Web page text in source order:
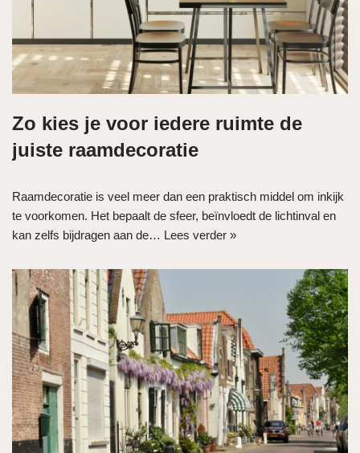
Zo kies je voor iedere ruimte de
juiste raamdecoratie
Raamdecoratie is veel meer dan een praktisch middel om inkijk
te voorkomen. Het bepaalt de sfeer, beïnvloedt de lichtinval en
kan zelfs bijdragen aan de… Lees verder »